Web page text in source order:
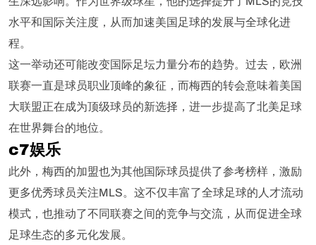
水平和国际关注度，从而加速美国足球的发展与全球化进
程。
这一举动还可能改变国际足坛力量分布的趋势。过去，欧洲
联赛一直是球员职业顶峰的象征，而梅西的转会意味着美国
大联盟正在成为顶级球员的新选择，进一步提高了北美足球
在世界舞台的地位。
c7娱乐
此外，梅西的加盟也为其他国际球员提供了参考榜样，激励
更多优秀球员关注MLS。这不仅丰富了全球足球的人才流动
模式，也推动了不同联赛之间的竞争与交流，从而促进全球
足球生态的多元化发展。